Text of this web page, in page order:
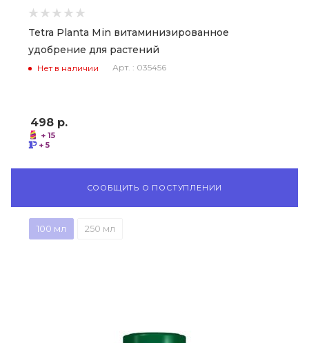
Tetra Planta Min витаминизированное
удобрение для растений
Нет в наличии Арт. : 035456
498 р.
+ 15
+ 5
СООБЩИТЬ О ПОСТУПЛЕНИИ
100 мл 250 мл